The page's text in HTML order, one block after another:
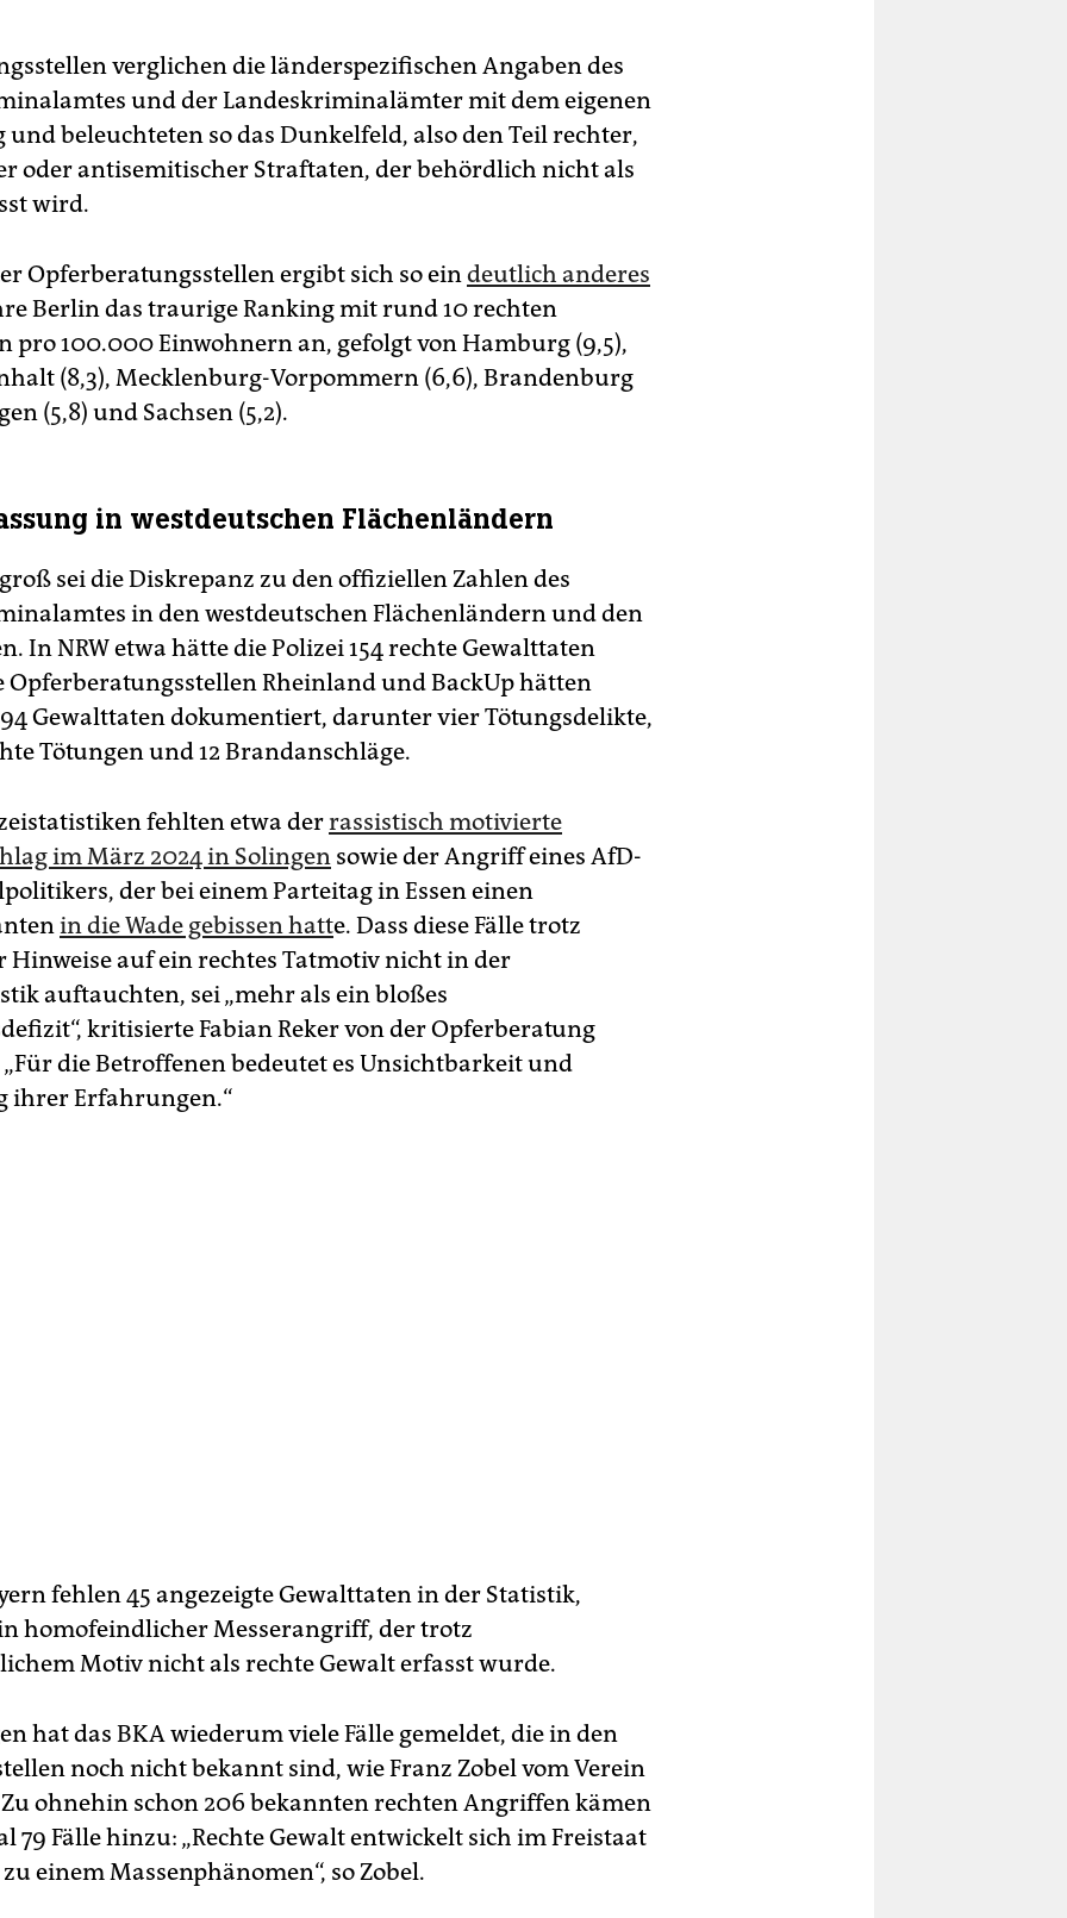
verglichen die länderspezifischen Angaben des
und der Landeskriminalämter mit dem eigenen
beleuchteten so das Dunkelfeld, also den Teil rechter,
oder antisemitischer Straftaten, der behördlich nicht als
wird.
Opferberatungsstellen ergibt sich so eindeutlich anderes
Berlin das traurige Ranking mit rund 10 rechten
pro 100.000 Einwohnern an, gefolgt von Hamburg (9,5),
(8,3), Mecklenburg-Vorpommern (6,6), Brandenburg
(5,8) und Sachsen (5,2).
in westdeutschen Flächenländern
sei die Diskrepanz zu den offiziellen Zahlen des
in den westdeutschen Flächenländern und den
In NRW etwa hätte die Polizei 154 rechte Gewalttaten
Opferberatungsstellen Rheinland und BackUp hätten
Gewalttaten dokumentiert, darunter vier Tötungsdelikte,
Tötungen und 12 Brandanschläge.
fehlten etwa derrassistisch motivierte
im März 2024 in Solingen sowie der Angriff eines AfD-
der bei einem Parteitag in Essen einen
in die Wade gebissen hatte. Dass diese Fälle trotz
Hinweise auf ein rechtes Tatmotiv nicht in der
auftauchten, sei „mehr als ein bloßes
kritisierte Fabian Reker von der Opferberatung
die Betroffenen bedeutet es Unsichtbarkeit und
ihrer Erfahrungen.“
fehlen 45 angezeigte Gewalttaten in der Statistik,
homofeindlicher Messerangriff, der trotz
Motiv nicht als rechte Gewalt erfasst wurde.
hat das BKA wiederum viele Fälle gemeldet, die in den
noch nicht bekannt sind, wie Franz Zobel vom Verein
Zu ohnehin schon 206 bekannten rechten Angriffen kämen
79 Fälle hinzu: „Rechte Gewalt entwickelt sich im Freistaat
einem Massenphänomen“, so Zobel.